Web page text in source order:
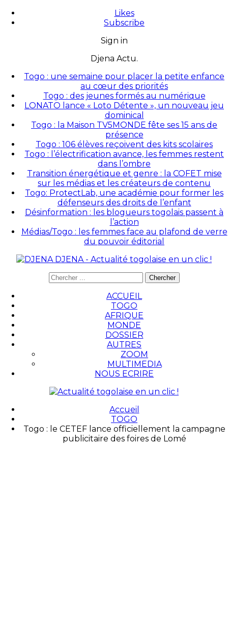
Likes
Subscribe
Sign in
Djena Actu.
Togo : une semaine pour placer la petite enfance
au cœur des priorités
Togo : des jeunes formés au numérique
LONATO lance « Loto Détente », un nouveau jeu
dominical
Togo : la Maison TV5MONDE fête ses 15 ans de
présence
Togo : 106 élèves reçoivent des kits scolaires
Togo : l’électrification avance, les femmes restent
dans l’ombre
Transition énergétique et genre : la COFET mise
sur les médias et les créateurs de contenu
Togo: ProtectLab, une académie pour former les
défenseurs des droits de l’enfant
Désinformation : les blogueurs togolais passent à
l’action
Médias/Togo : les femmes face au plafond de verre
du pouvoir éditorial
DJENA - Actualité togolaise en un clic !
ACCUEIL
TOGO
AFRIQUE
MONDE
DOSSIER
AUTRES
ZOOM
MULTIMEDIA
NOUS ECRIRE
Accueil
TOGO
Togo : le CETEF lance officiellement la campagne
publicitaire des foires de Lomé